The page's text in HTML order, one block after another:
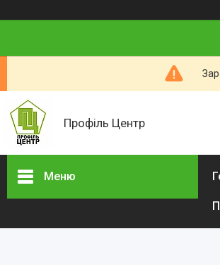
Профіль Центр
Меню